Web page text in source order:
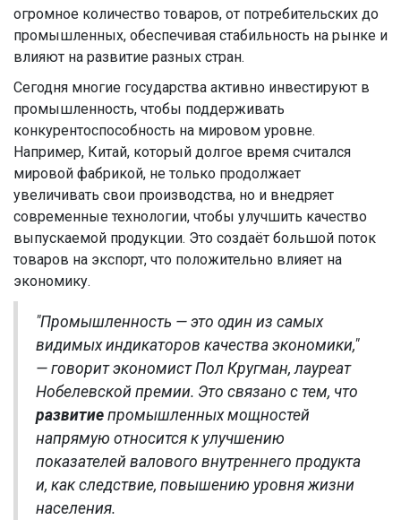
огромное количество товаров, от потребительских до
промышленных, обеспечивая стабильность на рынке и
влияют на развитие разных стран.
Сегодня многие государства активно инвестируют в
промышленность, чтобы поддерживать
конкурентоспособность на мировом уровне.
Например, Китай, который долгое время считался
мировой фабрикой, не только продолжает
увеличивать свои производства, но и внедряет
современные технологии, чтобы улучшить качество
выпускаемой продукции. Это создаёт большой поток
товаров на экспорт, что положительно влияет на
экономику.
"Промышленность — это один из самых
видимых индикаторов качества экономики,"
— говорит экономист Пол Кругман, лауреат
Нобелевской премии. Это связано с тем, что
развитие промышленных мощностей
напрямую относится к улучшению
показателей валового внутреннего продукта
и, как следствие, повышению уровня жизни
населения.